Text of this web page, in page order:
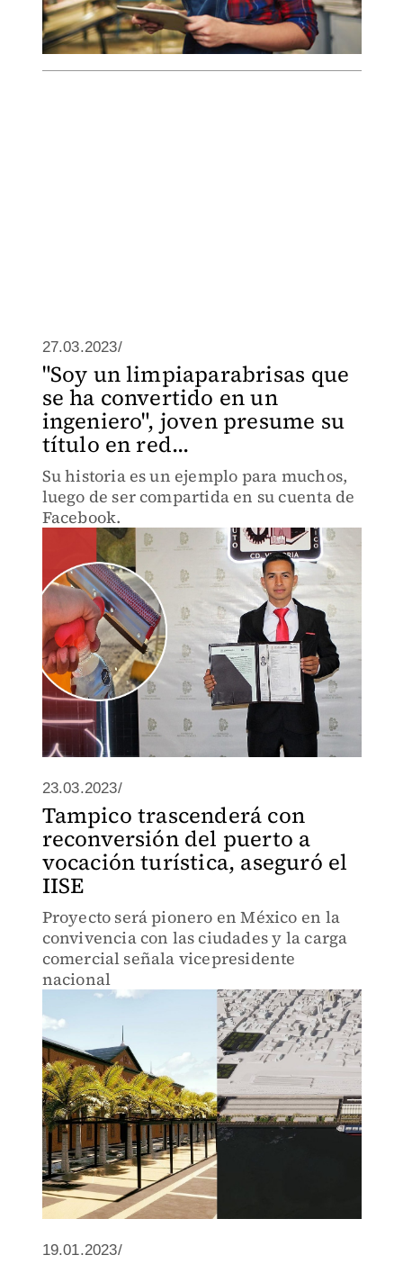
27.03.2023/
"Soy un limpiaparabrisas que
se ha convertido en un
ingeniero", joven presume su
título en red...
Su historia es un ejemplo para muchos,
luego de ser compartida en su cuenta de
Facebook.
23.03.2023/
Tampico trascenderá con
reconversión del puerto a
vocación turística, aseguró el
IISE
Proyecto será pionero en México en la
convivencia con las ciudades y la carga
comercial señala vicepresidente
nacional
19.01.2023/